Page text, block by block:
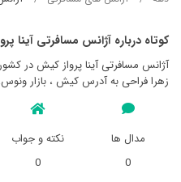
کوتاه درباره آژانس مسافرتی آينا
آژانس مسافرتی آينا پرواز کيش در
زهرا فراحی به آدرس کیش ، بازار ونوس، طبقه
مدال ها
0
نکته و جواب
0